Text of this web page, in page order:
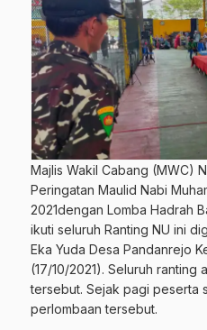
Majlis Wakil Cabang (MWC)
Peringatan Maulid Nabi
2021dengan Lomba Hadrah
ikuti seluruh Ranting NU ini
Eka Yuda Desa Pandanrejo
(17/10/2021). Seluruh ranting
tersebut. Sejak pagi peserta
perlombaan tersebut.